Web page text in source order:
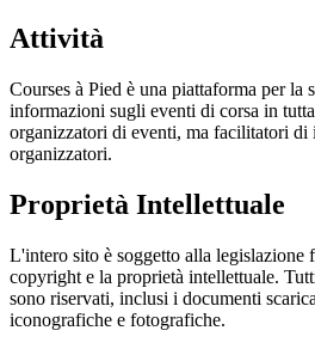
Attività
Courses à Pied è una piattaforma per la
informazioni sugli eventi di corsa in
organizzatori di eventi, ma facilitatori
organizzatori.
Proprietà Intellettuale
L'intero sito è soggetto alla legislazione
copyright e la proprietà intellettuale.
sono riservati, inclusi i documenti
iconografiche e fotografiche.